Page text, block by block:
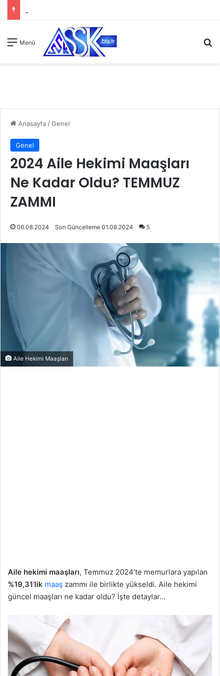
Menü
Anasayfa /Genel
Genel
2024 Aile Hekimi Maaşları
Ne Kadar Oldu? TEMMUZ
ZAMMI
06.08.2024 Son Güncelleme 01.08.2024 5
Aile Hekimi Maaşları
Aile hekimi maaşları, Temmuz 2024’te memurlara yapılan
%19,31’lik maaş zammı ile birlikte yükseldi. Aile hekimi
güncel maaşları ne kadar oldu? İşte detaylar…